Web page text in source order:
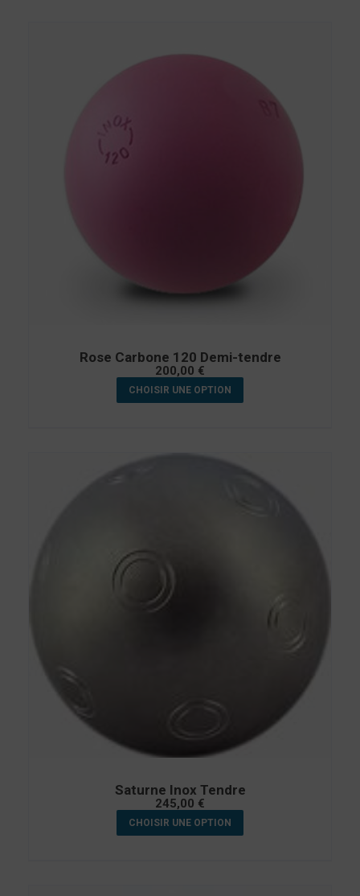
Rose Carbone 120 Demi-tendre
200,00 €
CHOISIR UNE OPTION
Saturne Inox Tendre
245,00 €
CHOISIR UNE OPTION